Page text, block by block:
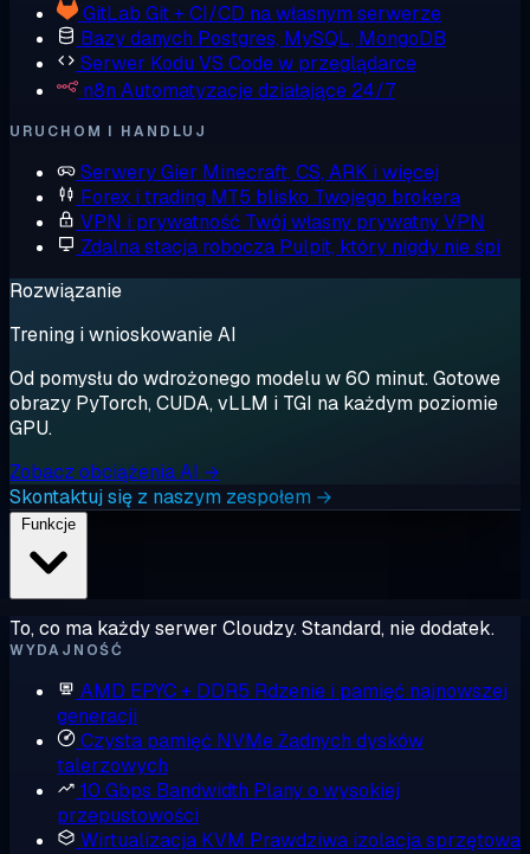
GitLab Git + CI/CD na własnym serwerze
Bazy danych Postgres, MySQL, MongoDB
Serwer Kodu VS Code w przeglądarce
n8n Automatyzacje działające 24/7
URUCHOM I HANDLUJ
Serwery Gier Minecraft, CS, ARK i więcej
Forex i trading MT5 blisko Twojego brokera
VPN i prywatność Twój własny prywatny VPN
Zdalna stacja robocza Pulpit, który nigdy nie śpi
Rozwiązanie
Trening i wnioskowanie AI
Od pomysłu do wdrożonego modelu w 60 minut. Gotowe
obrazy PyTorch, CUDA, vLLM i TGI na każdym poziomie
GPU.
Zobacz obciążenia AI →
Skontaktuj się z naszym zespołem →
To, co ma każdy serwer Cloudzy. Standard, nie dodatek.
WYDAJNOŚĆ
AMD EPYC + DDR5 Rdzenie i pamięć najnowszej
generacji
Czysta pamięć NVMeŻadnych dysków
talerzowych
10 Gbps Bandwidth Plany o wysokiej
przepustowości
Wirtualizacja KVM Prawdziwa izolacja sprzętowa